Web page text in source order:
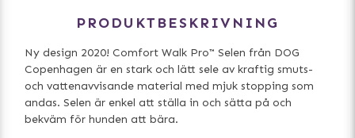
PRODUKTBESKRIVNING
Ny design 2020! Comfort Walk Pro™ Selen från DOG
Copenhagen är en stark och lätt sele av kraftig smuts-
och vattenavvisande material med mjuk stopping som
andas. Selen är enkel att ställa in och sätta på och
bekväm för hunden att bära.